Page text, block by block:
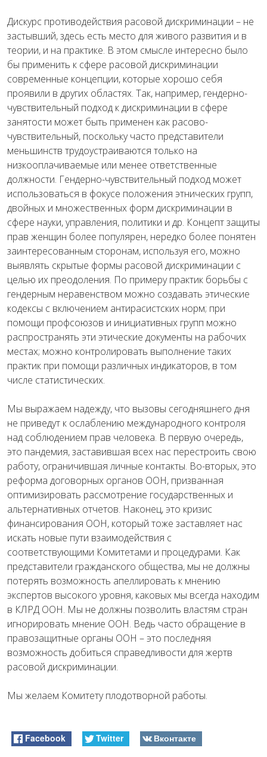
Дискурс противодействия расовой дискриминации – не
застывший, здесь есть место для живого развития и в
теории, и на практике. В этом смысле интересно было
бы применить к сфере расовой дискриминации
современные концепции, которые хорошо себя
проявили в других областях. Так, например, гендерно-
чувствительный подход к дискриминации в сфере
занятости может быть применен как расово-
чувствительный, поскольку часто представители
меньшинств трудоустраиваются только на
низкооплачиваемые или менее ответственные
должности. Гендерно-чувствительный подход может
использоваться в фокусе положения этнических групп,
двойных и множественных форм дискриминации в
сфере науки, управления, политики и др. Концепт защиты
прав женщин более популярен, нередко более понятен
заинтересованным сторонам, используя его, можно
выявлять скрытые формы расовой дискриминации с
целью их преодоления. По примеру практик борьбы с
гендерным неравенством можно создавать этические
кодексы с включением антирасистских норм; при
помощи профсоюзов и инициативных групп можно
распространять эти этические документы на рабочих
местах; можно контролировать выполнение таких
практик при помощи различных индикаторов, в том
числе статистических.
Мы выражаем надежду, что вызовы сегодняшнего дня
не приведут к ослаблению международного контроля
над соблюдением прав человека. В первую очередь,
это пандемия, заставившая всех нас перестроить свою
работу, ограничившая личные контакты. Во-вторых, это
реформа договорных органов ООН, призванная
оптимизировать рассмотрение государственных и
альтернативных отчетов. Наконец, это кризис
финансирования ООН, который тоже заставляет нас
искать новые пути взаимодействия с
соответствующими Комитетами и процедурами. Как
представители гражданского общества, мы не должны
потерять возможность апеллировать к мнению
экспертов высокого уровня, каковых мы всегда находим
в КЛРД ООН. Мы не должны позволить властям стран
игнорировать мнение ООН. Ведь часто обращение в
правозащитные органы ООН – это последняя
возможность добиться справедливости для жертв
расовой дискриминации.
Мы желаем Комитету плодотворной работы.
Facebook Twitter Вконтакте